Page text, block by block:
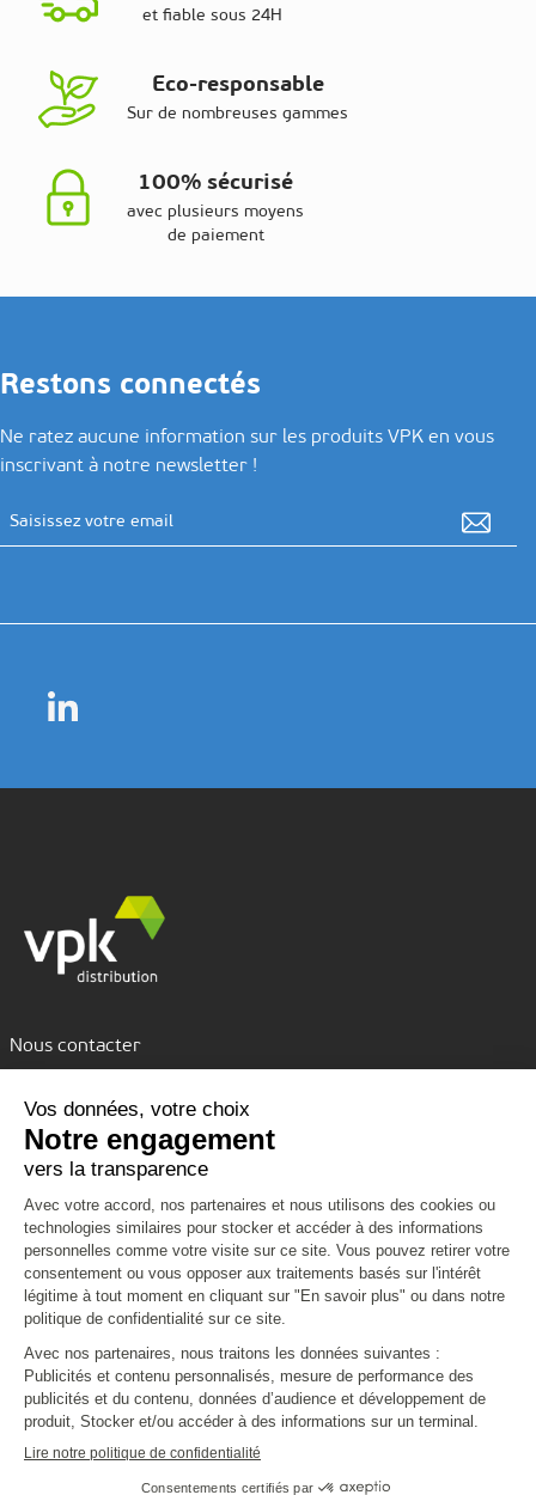
et fiable sous 24H
Eco-responsable
Sur de nombreuses gammes
100% sécurisé
avec plusieurs moyens
de paiement
Restons connectés
Ne ratez aucune information sur les produits VPK en vous
inscrivant à notre newsletter !
Nous contacter
Nous découvrir
Nous connaître
VPK Group
Environnement
Code de conduite
Nous rejoindre
Nos services
Conditions de livraison
Emballages personnalisés
Clients Grands Comptes
Vous aider
Formulaire de contact
Infos pratiques
CGV Mentions légales
Politique de confidentialité et cookies
Plan du site